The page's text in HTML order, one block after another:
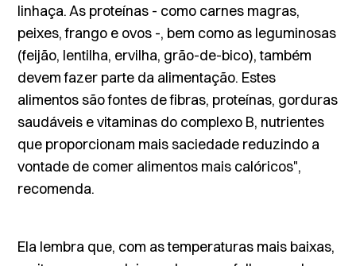
linhaça. As proteínas - como carnes magras,
peixes, frango e ovos -, bem como as leguminosas
(feijão, lentilha, ervilha, grão-de-bico), também
devem fazer parte da alimentação. Estes
alimentos são fontes de fibras, proteínas, gorduras
saudáveis e vitaminas do complexo B, nutrientes
que proporcionam mais saciedade reduzindo a
vontade de comer alimentos mais calóricos",
recomenda.
Ela lembra que, com as temperaturas mais baixas,